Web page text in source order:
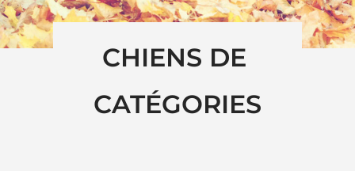
CHIENS DE
CATÉGORIES